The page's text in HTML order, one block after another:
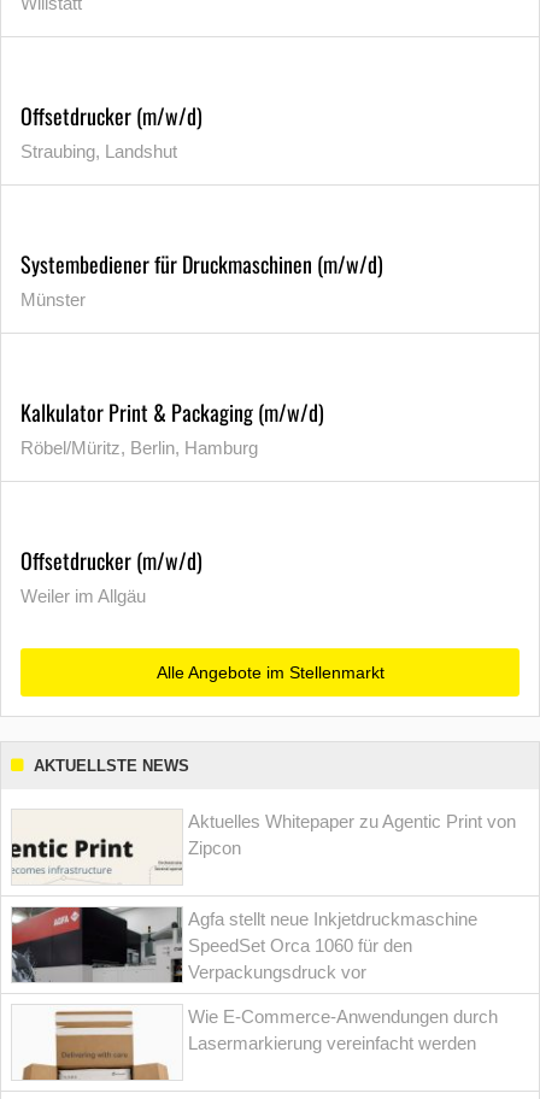
Offsetdrucker (m/w/d)
Straubing, Landshut
Systembediener für Druckmaschinen (m/w/d)
Münster
Kalkulator Print & Packaging (m/w/d)
Röbel/Müritz, Berlin, Hamburg
Offsetdrucker (m/w/d)
Weiler im Allgäu
Alle Angebote im Stellenmarkt
AKTUELLSTE NEWS
Aktuelles Whitepaper zu Agentic Print von
Zipcon
Agfa stellt neue Inkjetdruckmaschine
SpeedSet Orca 1060 für den
Verpackungsdruck vor
Wie E-Commerce-Anwendungen durch
Lasermarkierung vereinfacht werden